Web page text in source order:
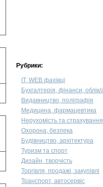
Рубрики:
IT, WEB фахівці
Бухгалтерія, фінанси,
Видавництво, поліграфія
Медицина, фармацевтика
Нерухомість та страхування
Охорона, безпека
Будівництво, архітектура
Туризм та спорт
Дизайн, творчість
Торгівля, продажі, закупівлі
Транспорт, автосервіс